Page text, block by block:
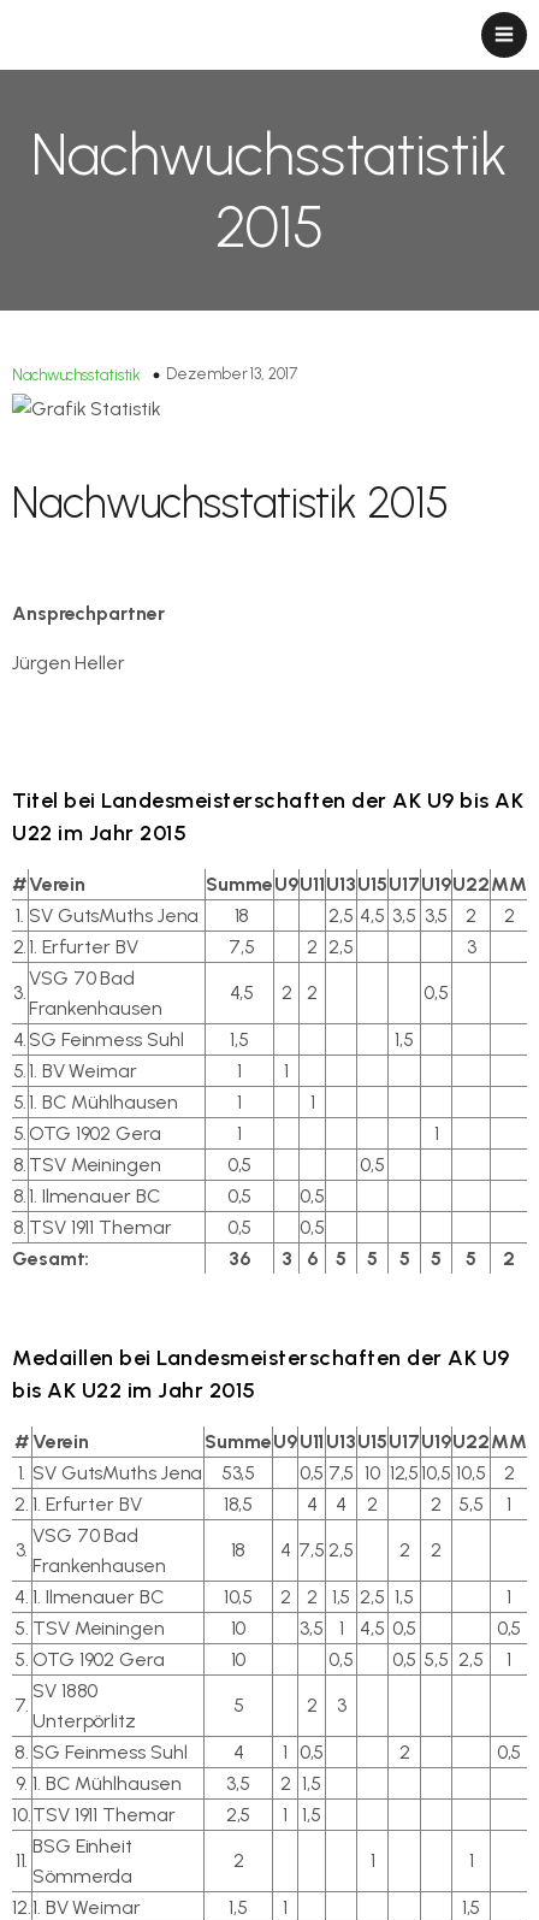
Nachwuchsstatistik
2015
Nachwuchsstatistik Dezember 13, 2017
Nachwuchsstatistik 2015
Ansprechpartner
Jürgen Heller
Titel bei Landesmeisterschaften der AK U9 bis AK
U22 im Jahr 2015
#Verein SummeU9U11U13U15U17U19U22MM
1. SV GutsMuths Jena 18 2,5 4,5 3,5 3,5 2
2
2.1. Erfurter BV 7,5 2 2,5
3
3.
VSG 70 Bad
Frankenhausen
4,5 2 2 0,5
4. SG Feinmess Suhl 1,5
1,5
5.1. BV Weimar 1
1
5.1. BC Mühlhausen 1
1
5.OTG 1902 Gera 1
1
8. TSV Meiningen 0,5
0,5
8.1. Ilmenauer BC 0,5
0,5
8. TSV 1911 Themar 0,5
0,5
Gesamt:
36 3 6 5 5 5 5 5 2
Medaillen bei Landesmeisterschaften der AK U9
bis AK U22 im Jahr 2015
#Verein SummeU9U11 U13U15U17U19U22MM
1. SV GutsMuths Jena 53,5 0,5 7,5 10 12,510,5 10,5
2
2. 1. Erfurter BV 18,5 4 4 2 2 5,5
1
3.
VSG 70 Bad
Frankenhausen
18 4 7,5 2,5 2 2
4. 1. Ilmenauer BC 10,5 2 2 1,5 2,5 1,5
1
5. TSV Meiningen 10 3,5 1 4,5 0,5
0,5
5. OTG 1902 Gera 10 0,5 0,5 5,5 2,5
1
7.
SV 1880
Unterpörlitz
5 2 3
8. SG Feinmess Suhl 4 1 0,5 2
0,5
9. 1. BC Mühlhausen 3,5 2 1,5
10.TSV 1911 Themar 2,5 1
1,5
11.
BSG Einheit
Sömmerda
2 1 1
12.1. BV Weimar 1,5 1
1,5